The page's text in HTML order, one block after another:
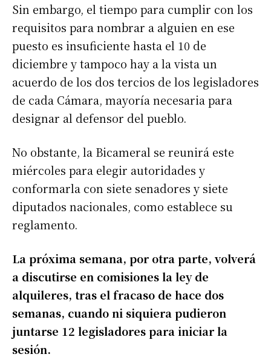
Sin embargo, el tiempo para cumplir con los
requisitos para nombrar a alguien en ese
puesto es insuficiente hasta el 10 de
diciembre y tampoco hay a la vista un
acuerdo de los dos tercios de los legisladores
de cada Cámara, mayoría necesaria para
designar al defensor del pueblo.
No obstante, la Bicameral se reunirá este
miércoles para elegir autoridades y
conformarla con siete senadores y siete
diputados nacionales, como establece su
reglamento.
La próxima semana, por otra parte, volverá
a discutirse en comisiones la ley de
alquileres, tras el fracaso de hace dos
semanas, cuando ni siquiera pudieron
juntarse 12 legisladores para iniciar la
sesión.